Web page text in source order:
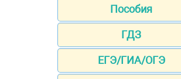
Пособия
ГДЗ
ЕГЭ/ГИА/ОГЭ